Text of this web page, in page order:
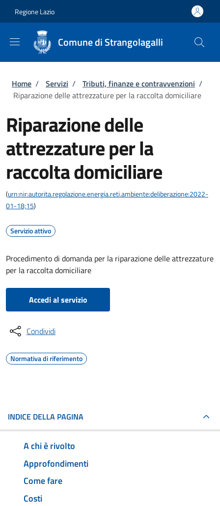
Regione Lazio
Comune di Strangolagalli
Briciole di pane
Home / Servizi / Tributi, finanze e contravvenzioni /
Riparazione delle attrezzature per la raccolta domiciliare
Riparazione delle
attrezzature per la
raccolta domiciliare
(urn:nir:autorita.regolazione.energia.reti.ambiente:deliberazione:2022-
01-18;15)
Servizio attivo
Procedimento di domanda per la riparazione delle attrezzature
per la raccolta domiciliare
Accedi al servizio
Condividi
Normativa di riferimento
INDICE DELLA PAGINA
A chi è rivolto
Approfondimenti
Come fare
Costi